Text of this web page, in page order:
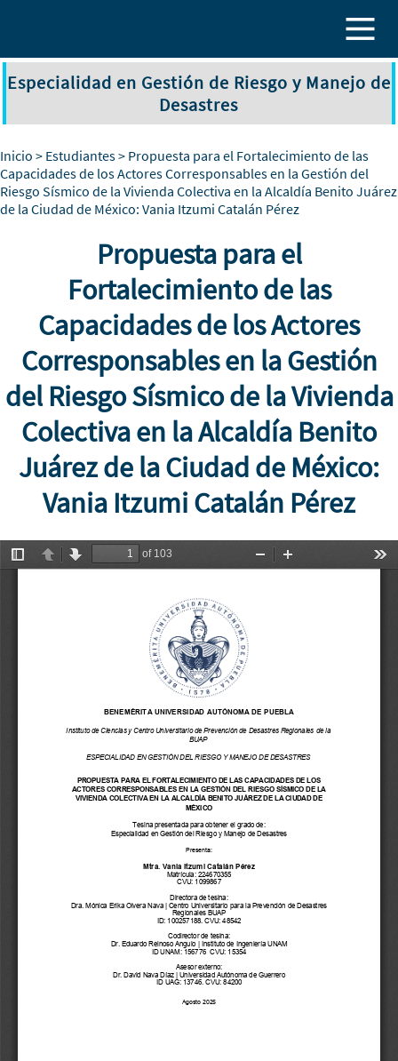
Especialidad en Gestión de Riesgo y Manejo de
Desastres
Inicio > Estudiantes> Propuesta para el Fortalecimiento de las
Capacidades de los Actores Corresponsables en la Gestión del
Riesgo Sísmico de la Vivienda Colectiva en la Alcaldía Benito Juárez
de la Ciudad de México: Vania Itzumi Catalán Pérez
Propuesta para el
Fortalecimiento de las
Capacidades de los Actores
Corresponsables en la Gestión
del Riesgo Sísmico de la Vivienda
Colectiva en la Alcaldía Benito
Juárez de la Ciudad de México:
Vania Itzumi Catalán Pérez